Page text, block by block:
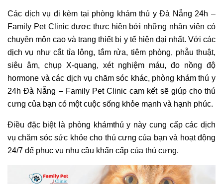
Các dịch vụ đi kèm tại phòng khám thú y Đà Nẵng 24h –
Family Pet Clinic được thực hiện bởi những nhân viên có
chuyên môn cao và trang thiết bị y tế hiện đại nhất. Với các
dịch vụ như cắt tỉa lông, tắm rửa, tiêm phòng, phẫu thuật,
siêu âm, chụp X-quang, xét nghiệm máu, đo nồng độ
hormone và các dịch vụ chăm sóc khác, phòng khám thú y
24h Đà Nẵng – Family Pet Clinic cam kết sẽ giúp cho thú
cưng của bạn có một cuộc sống khỏe mạnh và hạnh phúc.
Điều đặc biệt là phòng khámthú y này cung cấp các dịch
vụ chăm sóc sức khỏe cho thú cưng của bạn và hoạt động
24/7 để phục vụ nhu cầu khẩn cấp của thú cưng.